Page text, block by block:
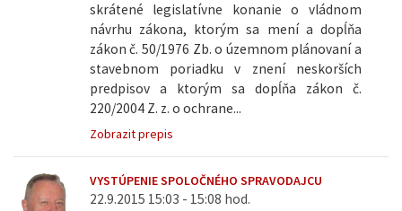
skrátené legislatívne konanie o vládnom
návrhu zákona, ktorým sa mení a dopĺňa
zákon č. 50/1976 Zb. o územnom plánovaní a
stavebnom poriadku v znení neskorších
predpisov a ktorým sa dopĺňa zákon č.
220/2004 Z. z. o ochrane...
Zobrazit prepis
VYSTÚPENIE SPOLOČNÉHO SPRAVODAJCU
22.9.2015 15:03 - 15:08 hod.